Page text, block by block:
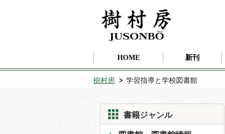
HOME 新刊
樹村房 学習指導と学校図書館
書籍ジャンル